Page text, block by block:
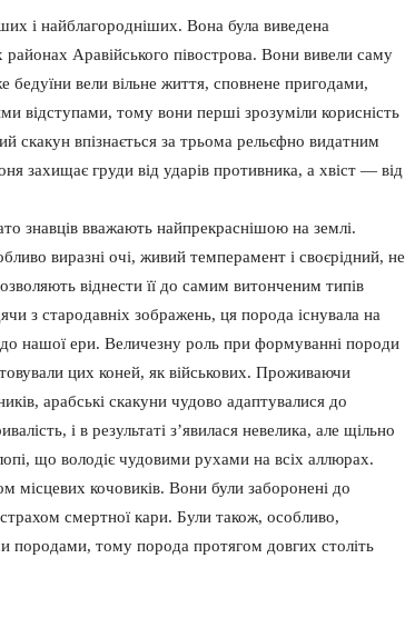
і найблагородніших. Вона була виведена
Аравійського півострова. Вони вивели саму
бедуїни вели вільне життя, сповнене пригодами,
тому вони перші зрозуміли корисність
скакун впізнається за трьома рельєфно видатним
захищає груди від ударів противника, а хвіст — від
знавців вважають найпрекраснішою на землі.
виразні очі, живий темперамент і своєрідний, не
віднести її до самим витонченим типів
з стародавніх зображень, ця порода існувала на
нашої ери. Величезну роль при формуванні породи
цих коней, як військових. Проживаючи
арабські скакуни чудово адаптувалися до
і в результаті з’явилася невелика, але щільно
що володіє чудовими рухами на всіх аллюрах.
місцевих кочовиків. Вони були заборонені до
смертної кари. Були також, особливо,
породами, тому порода протягом довгих століть